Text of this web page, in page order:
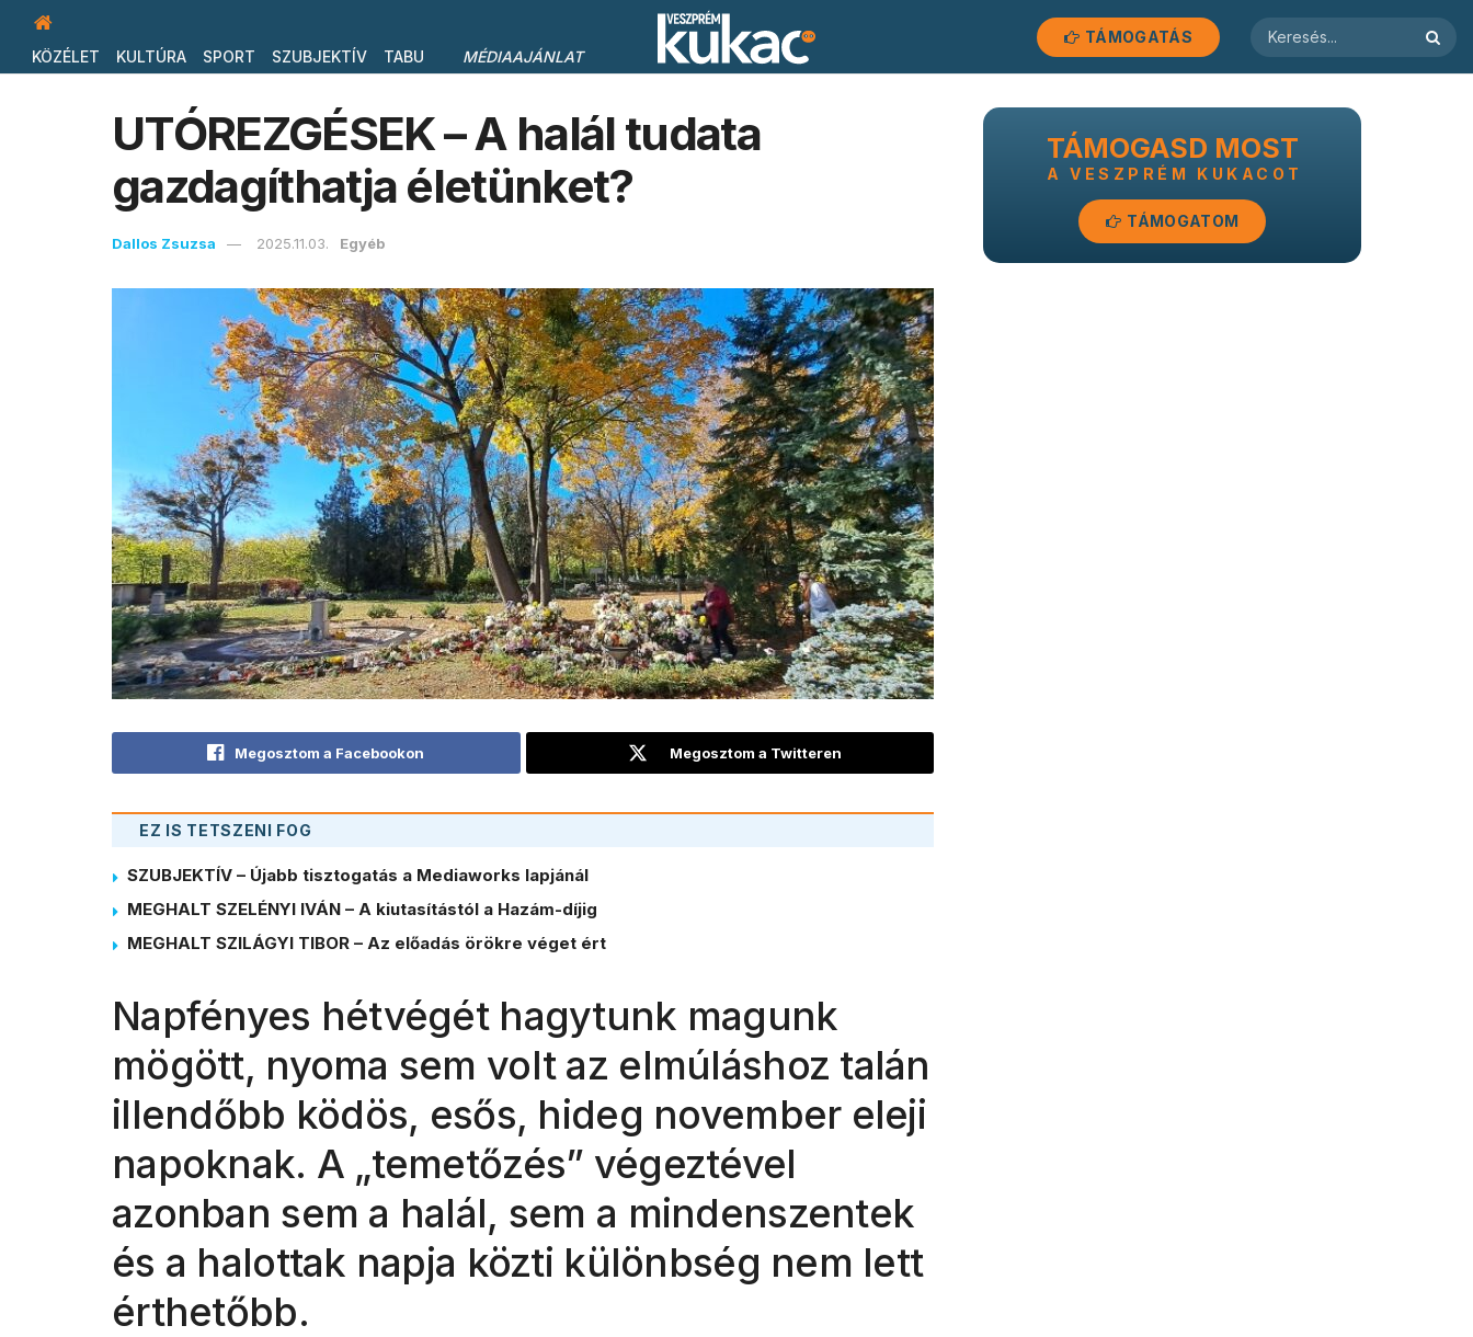
KÖZÉLET KULTÚRA SPORT SZUBJEKTÍV TABU MÉDIAAJÁNLAT
TÁMOGATÁS
UTÓREZGÉSEK – A halál tudata
gazdagíthatja életünket?
Dallos Zsuzsa 2025.11.03. Egyéb
Megosztom a Facebookon Megosztom a Twitteren
EZ IS TETSZENI FOG
SZUBJEKTÍV – Újabb tisztogatás a Mediaworks lapjánál
MEGHALT SZELÉNYI IVÁN – A kiutasítástól a Hazám-díjig
MEGHALT SZILÁGYI TIBOR – Az előadás örökre véget ért
Napfényes hétvégét hagytunk magunk
mögött, nyoma sem volt az elmúláshoz talán
illendőbb ködös, esős, hideg november eleji
napoknak. A „temetőzés” végeztével
azonban sem a halál, sem a mindenszentek
és a halottak napja közti különbség nem lett
érthetőbb.
TÁMOGASD MOST
A VESZPRÉM KUKACOT
TÁMOGATOM